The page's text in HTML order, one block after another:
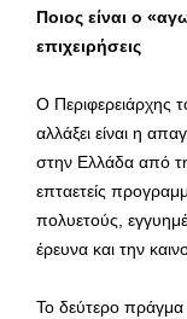
Ποιος είναι ο
επιχειρήσεις
Ο Περιφερειάρχης
αλλάξει είναι η
στην Ελλάδα από
επταετείς
πολυετούς,
έρευνα και την
Το δεύτερο πράγμα